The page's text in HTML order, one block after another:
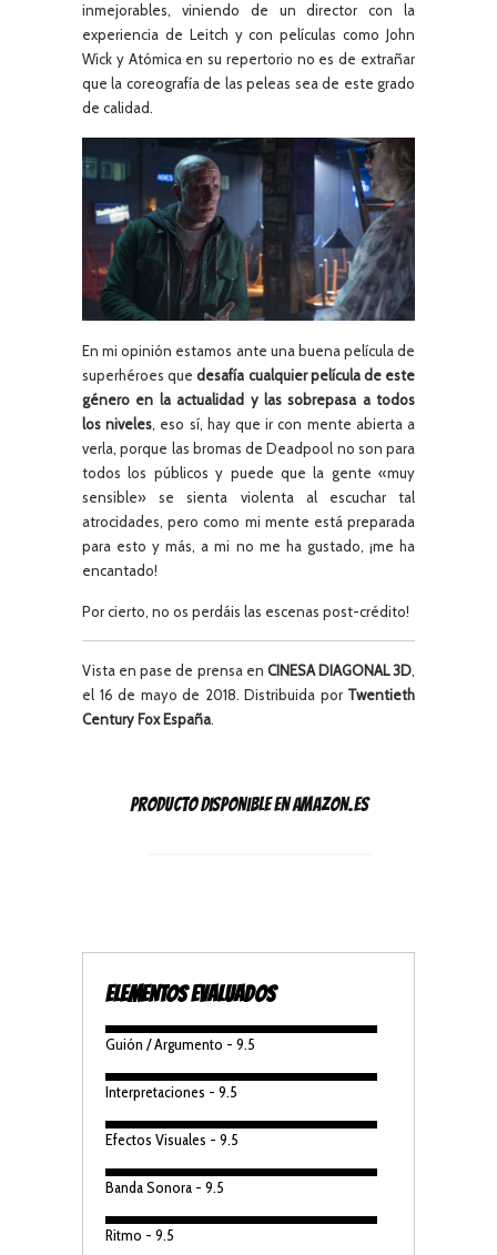
inmejorables, viniendo de un director con la
experiencia de Leitch y con películas como John
Wick y Atómica en su repertorio no es de extrañar
que la coreografía de las peleas sea de este grado
de calidad.
En mi opinión estamos ante una buena película de
superhéroes que desafía cualquier película de este
género en la actualidad y las sobrepasa a todos
los niveles, eso sí, hay que ir con mente abierta a
verla, porque las bromas de Deadpool no son para
todos los públicos y puede que la gente «muy
sensible» se sienta violenta al escuchar tal
atrocidades, pero como mi mente está preparada
para esto y más, a mi no me ha gustado, ¡me ha
encantado!
Por cierto, no os perdáis las escenas post-crédito!
Vista en pase de prensa en CINESA DIAGONAL 3D,
el 16 de mayo de 2018. Distribuida por Twentieth
Century Fox España.
Producto disponible en Amazon.es
ELEMENTOS EVALUADOS
Guión / Argumento - 9.5
Interpretaciones - 9.5
Efectos Visuales - 9.5
Banda Sonora - 9.5
Ritmo - 9.5